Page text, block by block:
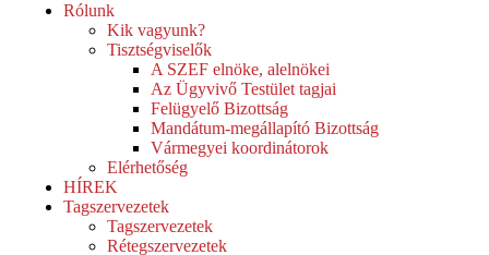
Rólunk
Kik vagyunk?
Tisztségviselők
A SZEF elnöke, alelnökei
Az Ügyvivő Testület tagjai
Felügyelő Bizottság
Mandátum-megállapító Bizottság
Vármegyei koordinátorok
Elérhetőség
HÍREK
Tagszervezetek
Tagszervezetek
Rétegszervezetek